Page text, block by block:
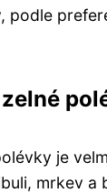
podle
je
mrkev